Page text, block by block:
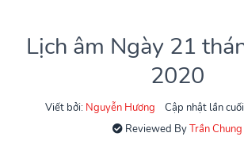
Lịch âm Ngày 21
2020
Viết bởi: Nguyễn Hương
Cập nhật lần
Reviewed ByTrần Chung